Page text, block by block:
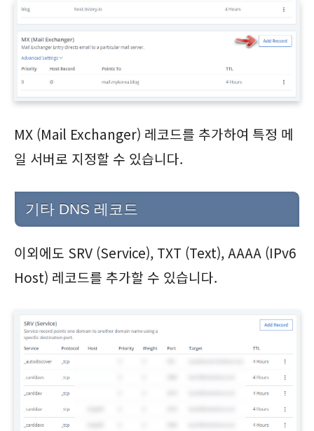
MX (Mail Exchanger) 레코드를 추가하여 특정 메
일 서버로 지정할 수 있습니다.
기타 DNS 레코드
이외에도 SRV (Service), TXT (Text), AAAA (IPv6
Host) 레코드를 추가할 수 있습니다.